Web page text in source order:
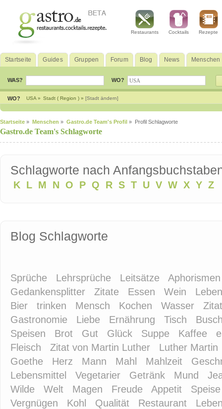
Restaurants Cocktails Rezepte
Startseite Guides Gruppen Forum Blog News Menschen
WAS? WO?
WO? USA » Stadt ( Region ) » [Stadt ändern]
Startseite » Menschen » Gastro.de Team's Profil » Profil Schlagworte
Gastro.de Team's Schlagworte
Schlagworte nach
K L M N O P Q R S T U V W X Y Z
Blog Schlagworte
Sprüche Lehrsprüche Leitsätze
Aphorismen
Gedankensplitter
Zitate Essen Wein
Leben
Bier
trinken Mensch Kochen Wasser
Gastronomie
Liebe Ernährung Tisch
Speisen
Brot Gut Glück Suppe Kaffee
Fleisch
Zitat von Martin Luther
Luther Martin
Goethe
Herz Mann Mahl Mahlzeit
Lebensmittel
Vegetarier Getränk Mund
Wilde
Welt Magen Freude Appetit
Speise
Vergnügen
Kohl Qualität Restaurant